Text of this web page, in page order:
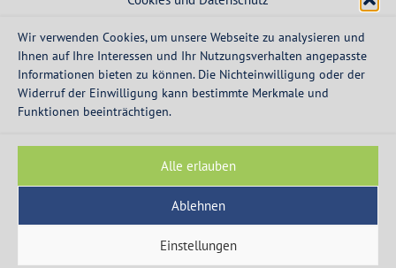
Wir verwenden Cookies, um unsere Webseite zu analysieren und
Ihnen auf Ihre Interessen und Ihr Nutzungsverhalten angepasste
Informationen bieten zu können. Die Nichteinwilligung oder der
Widerruf der Einwilligung kann bestimmte Merkmale und
Funktionen beeinträchtigen.
Alle erlauben
Ablehnen
Einstellungen
Dorf 55a
info@expresskredit.at
MO-DO:
08:30 – 12:30 Uhr
13:30 – 16:00 Uhr
© 2003 - 2026 - Express Kredit - die Spezialisten für